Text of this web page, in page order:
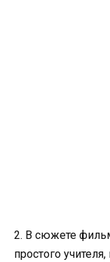
2. В сюжете
простого